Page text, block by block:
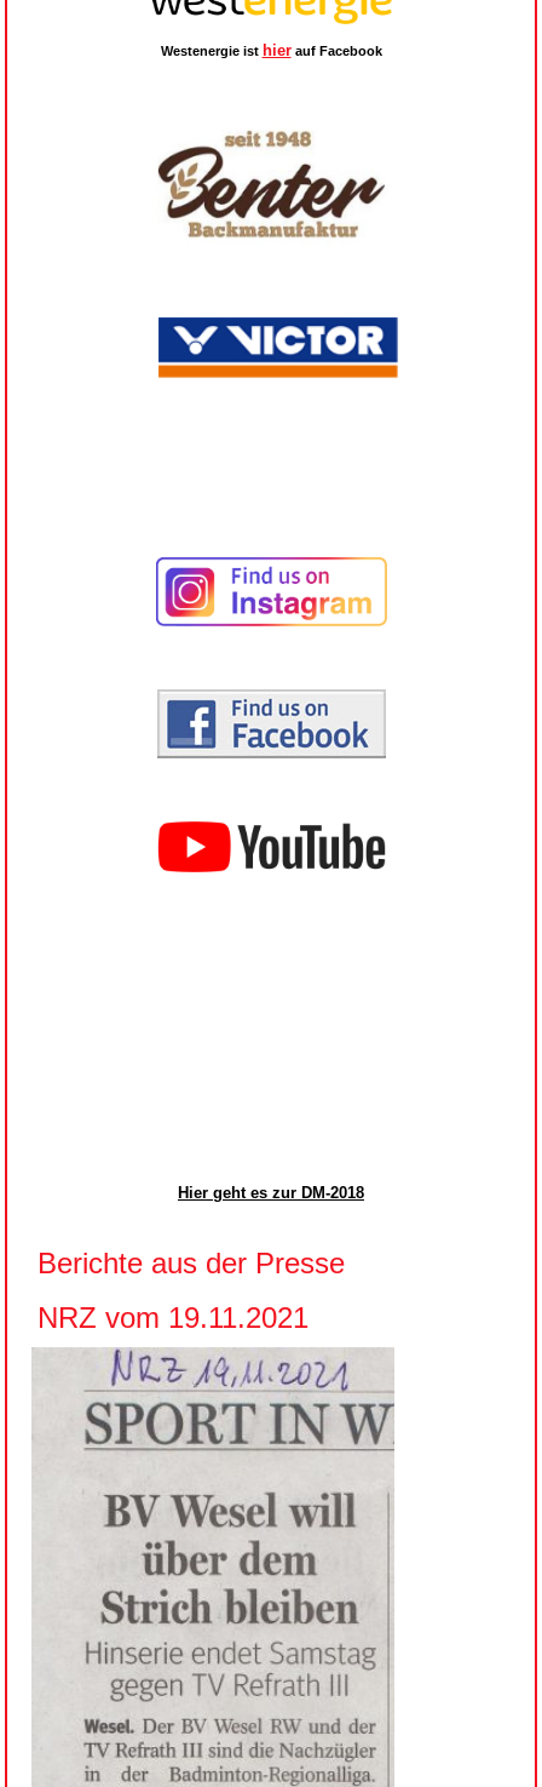
Westenergie ist hierauf Facebook
Hier geht es zur DM-2018
Berichte aus der Presse
NRZ vom 19.11.2021